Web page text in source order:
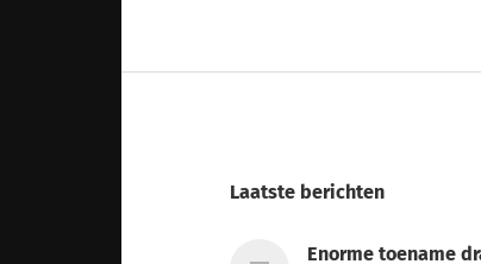
Laatste berichten
Enorme toename